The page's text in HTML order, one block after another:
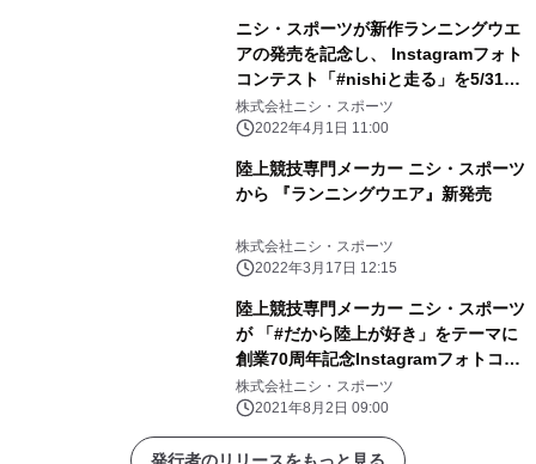
ニシ・スポーツが新作ランニングウエ
アの発売を記念し、 Instagramフォト
コンテスト「#nishiと走る」を5/31ま
で開催
株式会社ニシ・スポーツ
2022年4月1日 11:00
陸上競技専門メーカー ニシ・スポーツ
から 『ランニングウエア』新発売
株式会社ニシ・スポーツ
2022年3月17日 12:15
陸上競技専門メーカー ニシ・スポーツ
が 「#だから陸上が好き」をテーマに
創業70周年記念Instagramフォトコン
テストを開催！
株式会社ニシ・スポーツ
2021年8月2日 09:00